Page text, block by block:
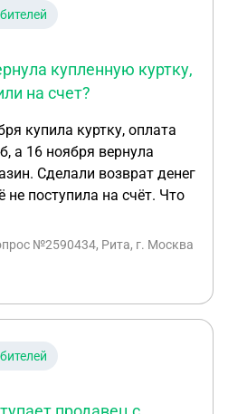
т.к. отмена заказа
очень жаль,
ситуацией. Я приношу
лица компании за
Мы обязательно
по вашей ситуации и
Подобных
не должно,
к сожалению, не всегда
их силами
в случае полного
Пожалуйста,
кредита. Если
купленную куртку,
на счет?
купила куртку, оплата
а 16 ноября вернула
Сделали возврат денег
не поступила на счёт. Что
№2590434, Рита, г. Москва